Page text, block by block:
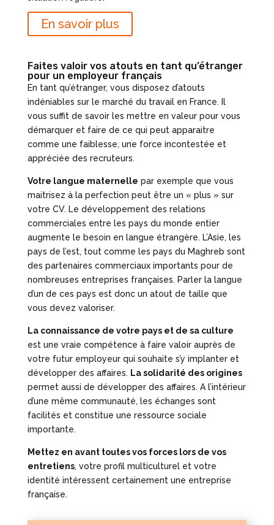
En savoir plus
Faites valoir vos atouts en tant qu’étranger
pour un employeur français
En tant qu’étranger, vous disposez d’atouts
indéniables sur le marché du travail en France. Il
vous suffit de savoir les mettre en valeur pour vous
démarquer et faire de ce qui peut apparaitre
comme une faiblesse, une force incontestée et
appréciée des recruteurs.
Votre langue maternelle par exemple que vous
maitrisez à la perfection peut être un « plus » sur
votre CV. Le développement des relations
commerciales entre les pays du monde entier
augmente le besoin en langue étrangère. L’Asie, les
pays de l’est, tout comme les pays du Maghreb sont
des partenaires commerciaux importants pour de
nombreuses entreprises françaises. Parler la langue
d’un de ces pays est donc un atout de taille que
vous devez valoriser.
La connaissance de votre pays et de sa culture
est une vraie compétence à faire valoir auprès de
votre futur employeur qui souhaite s’y implanter et
développer des affaires. La solidarité des origines
permet aussi de développer des affaires. A l’intérieur
d’une même communauté, les échanges sont
facilités et constitue une ressource sociale
importante.
Mettez en avant toutes vos forces lors de vos
entretiens, votre profil multiculturel et votre
identité intéressent certainement une entreprise
française.